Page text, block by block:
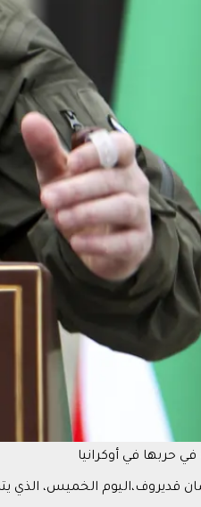
حربها في أوكرانيا
قديروف،اليوم الخميس، الذي